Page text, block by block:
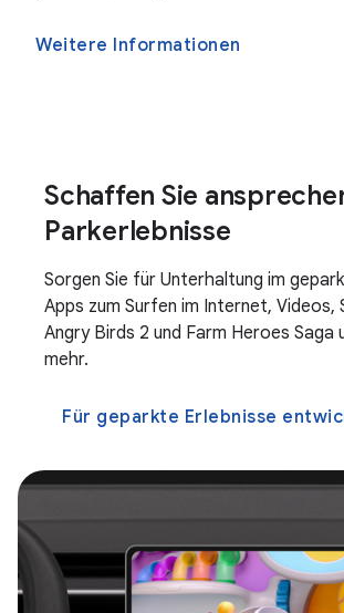
Weitere Informationen
Schaffen Sie
Parkerlebnisse
Sorgen Sie für Unterhaltung im
Apps zum Surfen im Internet, Videos,
Angry Birds 2 und Farm Heroes Saga
mehr.
Für geparkte Erlebnisse